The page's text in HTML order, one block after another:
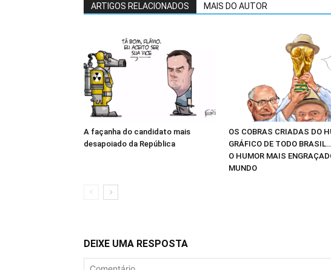
ARTIGOS RELACIONADOS MAIS DO AUTOR
A façanha do candidato mais
desapoiado da República
OS COBRAS CRIADAS DO
GRÁFICO DE TODO
O HUMOR MAIS
MUNDO
DEIXE UMA RESPOSTA